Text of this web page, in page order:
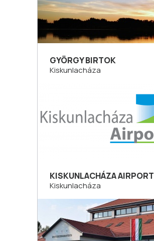
GYÖRGY BIRTOK
Kiskunlacháza
KISKUNLACHÁZA AIRPORT
Kiskunlacháza